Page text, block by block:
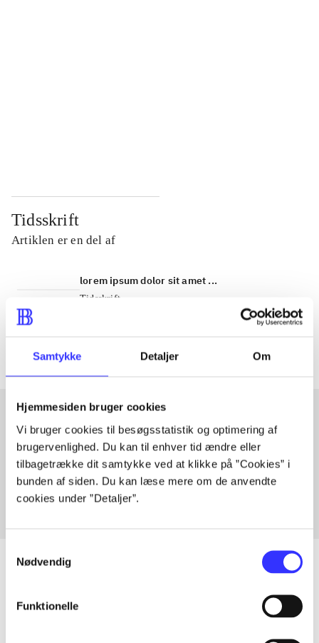
Samtykke Detaljer Om
Hjemmesiden bruger cookies
Vi bruger cookies til besøgsstatistik og optimering af
brugervenlighed. Du kan til enhver tid ændre eller
tilbagetrække dit samtykke ved at klikke på ”Cookies” i
bunden af siden. Du kan læse mere om de anvendte
cookies under ”Detaljer”.
Nødvendig
Funktionelle
Tidsskrift
Artiklen er en del af
lorem ipsum dolor sit amet ...
Tidsskrift
Artiklerne i
Artikler med samme emner
Fra
Artikler